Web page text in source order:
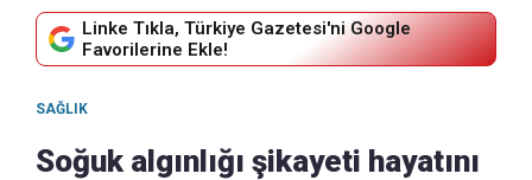
Linke Tıkla, Türkiye Gazetesi'ni Google
Favorilerine Ekle!
SAĞLIK
Soğuk algınlığı şikayeti hayatını